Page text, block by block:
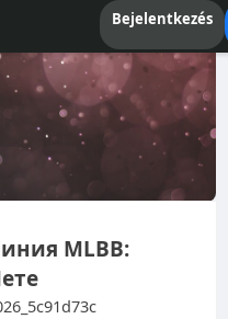
Bejelentkezés
MLBB: